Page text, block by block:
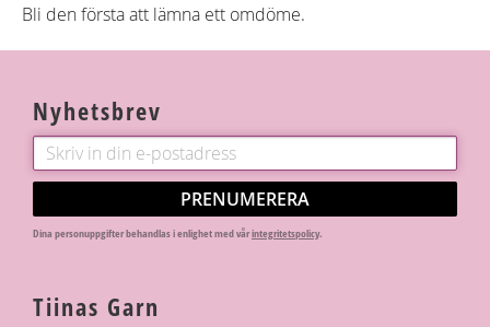
Bli den första att lämna ett omdöme.
Nyhetsbrev
PRENUMERERA
Dina personuppgifter behandlas i enlighet med vårintegritetspolicy.
Tiinas Garn